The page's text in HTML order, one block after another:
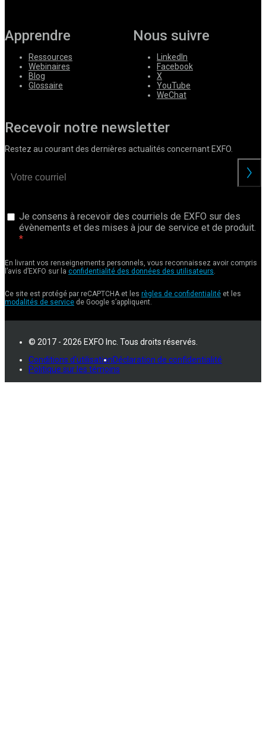
Apprendre
Ressources
Webinaires
Blog
Glossaire
Nous suivre
LinkedIn
Facebook
X
YouTube
WeChat
Recevoir notre newsletter
Restez au courant des dernières actualités concernant EXFO.
Je consens à recevoir des courriels de EXFO sur des
évènements et des mises à jour de service et de produit.
En livrant vos renseignements personnels, vous reconnaissez avoir compris
l’avis d’EXFO sur la confidentialité des données des utilisateurs.
Ce site est protégé par reCAPTCHA et les règles de confidentialité et les
modalités de service de Google s’appliquent.
© 2017 - 2026 EXFO Inc. Tous droits réservés.
Conditions d'utilisationDéclaration de confidentialité
Politique sur les témoins